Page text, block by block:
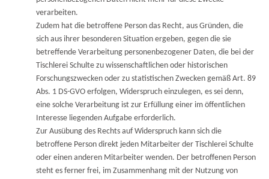
verarbeiten.
Zudem hat die betroffene Person das Recht, aus Gründen, die
sich aus ihrer besonderen Situation ergeben, gegen die sie
betreffende Verarbeitung personenbezogener Daten, die bei der
Tischlerei Schulte zu wissenschaftlichen oder historischen
Forschungszwecken oder zu statistischen Zwecken gemäß Art. 89
Abs. 1 DS-GVO erfolgen, Widerspruch einzulegen, es sei denn,
eine solche Verarbeitung ist zur Erfüllung einer im öffentlichen
Interesse liegenden Aufgabe erforderlich.
Zur Ausübung des Rechts auf Widerspruch kann sich die
betroffene Person direkt jeden Mitarbeiter der Tischlerei Schulte
oder einen anderen Mitarbeiter wenden. Der betroffenen Person
steht es ferner frei, im Zusammenhang mit der Nutzung von